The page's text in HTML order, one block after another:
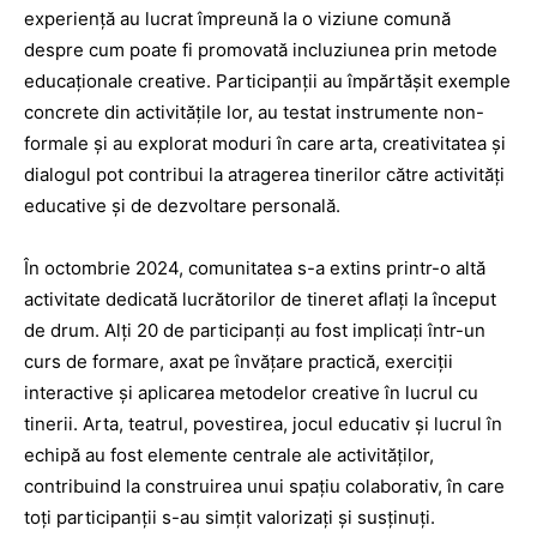
experiență au lucrat împreună la o viziune comună
despre cum poate fi promovată incluziunea prin metode
educaționale creative. Participanții au împărtășit exemple
concrete din activitățile lor, au testat instrumente non-
formale și au explorat moduri în care arta, creativitatea și
dialogul pot contribui la atragerea tinerilor către activități
educative și de dezvoltare personală.
În octombrie 2024, comunitatea s-a extins printr-o altă
activitate dedicată lucrătorilor de tineret aflați la început
de drum. Alți 20 de participanți au fost implicați într-un
curs de formare, axat pe învățare practică, exerciții
interactive și aplicarea metodelor creative în lucrul cu
tinerii. Arta, teatrul, povestirea, jocul educativ și lucrul în
echipă au fost elemente centrale ale activităților,
contribuind la construirea unui spațiu colaborativ, în care
toți participanții s-au simțit valorizați și susținuți.